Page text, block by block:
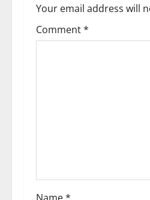
a
v
o
Your email address will
Comment*